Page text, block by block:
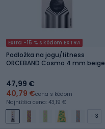
Extra -15 % s kódom EXTRA
Podložka na jogu/fitness
ORCEBAND Cosmo 4 mm beige
47,99 €
40,79 €cena s kódom
Najnižšia cena: 43,19 €
+ 3